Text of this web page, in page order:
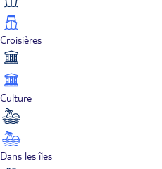
Croisières
Culture
Dans les îles